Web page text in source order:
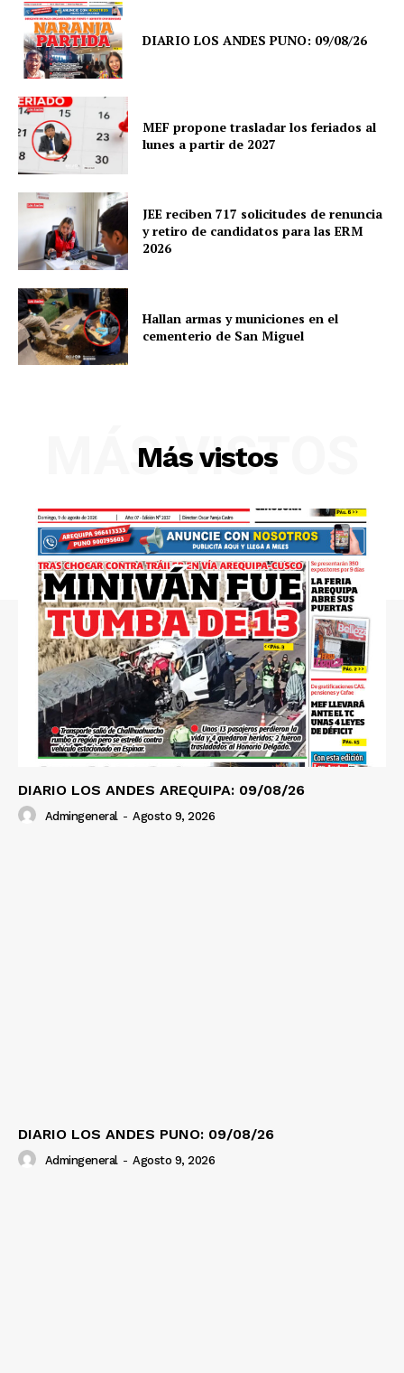
Diario los Andes
Nosotros
Contacto
Prensa
DIARIO LOS ANDES PUNO: 09/08/26
MEF propone trasladar los feriados al
lunes a partir de 2027
JEE reciben 717 solicitudes de renuncia
y retiro de candidatos para las ERM
2026
Hallan armas y municiones en el
cementerio de San Miguel
Más vistos
MÁS VISTOS
DIARIO LOS ANDES AREQUIPA: 09/08/26
Admingeneral - Agosto 9, 2026
DIARIO LOS ANDES PUNO: 09/08/26
Admingeneral - Agosto 9, 2026